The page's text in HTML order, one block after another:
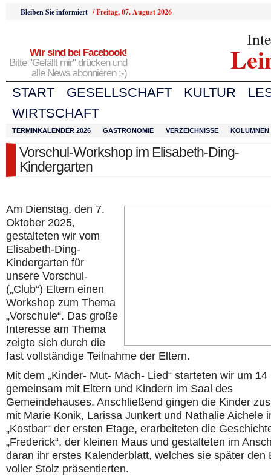
Bleiben Sie informiert /Freitag, 07. August 2026
Wir sind bei Facebook!
Bitte "Gefällt mir" drücken und
alle News abonnieren ;-)
START GESELLSCHAFT KULTUR
WIRTSCHAFT
TERMINKALENDER 2026 GASTRONOMIE VERZEICHNISSE KOLUMNEN
Vorschul-Workshop im Elisabeth-Ding-
Kindergarten
Am Dienstag, den 7.
Oktober 2025,
gestalteten wir vom
Elisabeth-Ding-
Kindergarten für
unsere Vorschul-
(„Club“) Eltern einen
Workshop zum Thema
„Vorschule“. Das große
Interesse am Thema
zeigte sich durch die
fast vollständige Teilnahme der Eltern.
Mit dem „Kinder- Mut- Mach- Lied“ starteten wir um 14
gemeinsam mit Eltern und Kindern im Saal des
Gemeindehauses. Anschließend gingen die Kinder
mit Marie Konik, Larissa Junkert und Nathalie Aichele
„Kostbar“ der ersten Etage, erarbeiteten die
„Frederick“, der kleinen Maus und gestalteten im
daran ihr erstes Kalenderblatt, welches sie später den
voller Stolz präsentierten.